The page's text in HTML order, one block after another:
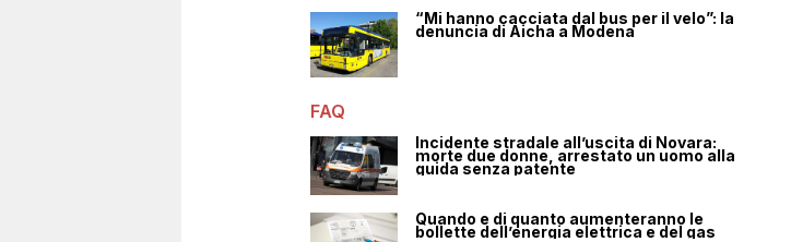
“Mi hanno cacciata dal bus per il velo”: la
denuncia di Aicha a Modena
FAQ
Incidente stradale all’uscita di Novara:
morte due donne, arrestato un uomo alla
guida senza patente
Quando e di quanto aumenteranno le
bollette dell’energia elettrica e del gas